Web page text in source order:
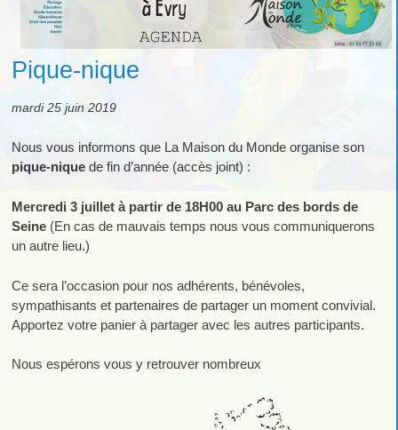
Pique-nique
mardi 25 juin 2019
Nous vous informons que La Maison du Monde organise son
pique-niquede fin d’année (accès joint) :
Mercredi 3 juillet à partir de 18H00 au Parc des bords de
Seine(En cas de mauvais temps nous vous communiquerons
un autre lieu.)
Ce sera l’occasion pour nos adhérents, bénévoles,
sympathisants et partenaires de partager un moment convivial.
Apportez votre panier à partager avec les autres participants.
Nous espérons vous y retrouver nombreux